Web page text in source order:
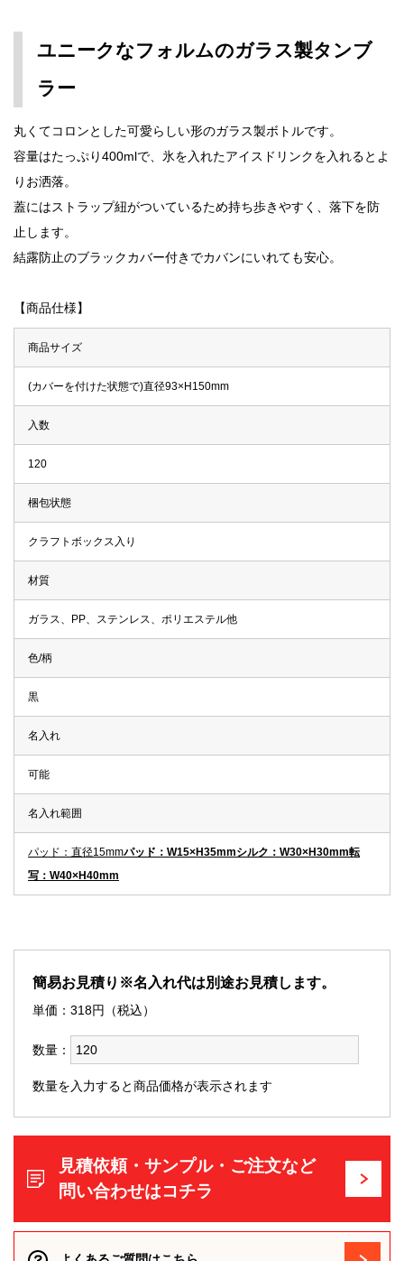
ユニークなフォルムのガラス製タンブ
ラー
丸くてコロンとした可愛らしい形のガラス製ボトルです。
容量はたっぷり400mlで、氷を入れたアイスドリンクを入れるとよ
りお洒落。
蓋にはストラップ紐がついているため持ち歩きやすく、落下を防
止します。
結露防止のブラックカバー付きでカバンにいれても安心。
【商品仕様】
商品サイズ
(カバーを付けた状態で)直径93×H150mm
入数
120
梱包状態
クラフトボックス入り
材質
ガラス、PP、ステンレス、ポリエステル他
色/柄
黒
名入れ
可能
名入れ範囲
パッド：直径15mmパッド：W15×H35mmシルク：W30×H30mm転
写：W40×H40mm
簡易お見積り※名入れ代は別途お見積します。
単価： 318円（税込）
数量：
数量を入力すると商品価格が表示されます
見積依頼・サンプル・ご注文など
問い合わせはコチラ